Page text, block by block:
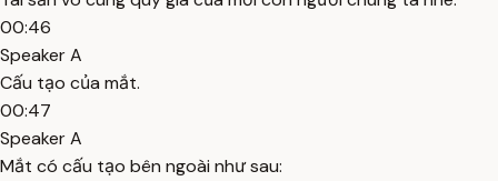
00:46
Speaker A
Cấu tạo của mắt.
00:47
Speaker A
Mắt có cấu tạo bên ngoài như sau: